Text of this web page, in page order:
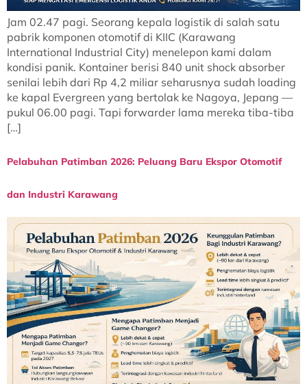
Jam 02.47 pagi. Seorang kepala logistik di salah satu
pabrik komponen otomotif di KIIC (Karawang
International Industrial City) menelepon kami dalam
kondisi panik. Kontainer berisi 840 unit shock absorber
senilai lebih dari Rp 4,2 miliar seharusnya sudah loading
ke kapal Evergreen yang bertolak ke Nagoya, Jepang —
pukul 06.00 pagi. Tapi forwarder lama mereka tiba-tiba
[…]
Pelabuhan Patimban 2026: Peluang Baru Ekspor Otomotif
dan Industri Karawang